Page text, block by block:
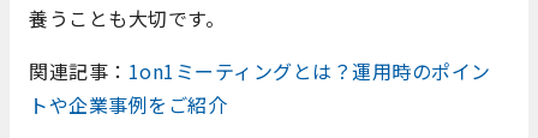
養うことも大切です。
関連記事： 1on1ミーティングとは？運用時のポイン
トや企業事例をご紹介